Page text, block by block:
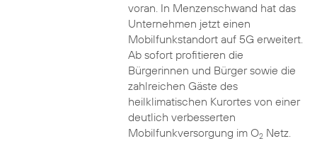
voran. In Menzenschwand hat das
Unternehmen jetzt einen
Mobilfunkstandort auf 5G erweitert.
Ab sofort profitieren die
Bürgerinnen und Bürger sowie die
zahlreichen Gäste des
heilklimatischen Kurortes von einer
deutlich verbesserten
Mobilfunkversorgung im O2Netz.